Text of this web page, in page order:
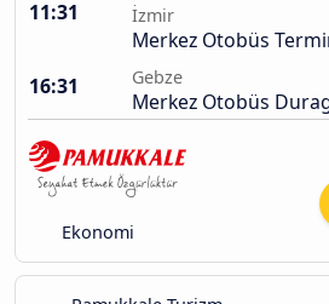
11:31 İzmir
Merkez Otobüs
16:31
Gebze
Merkez Otobüs
Ekonomi